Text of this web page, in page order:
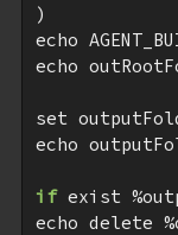
)
echo
echo
set
echo
if exist
echo delete